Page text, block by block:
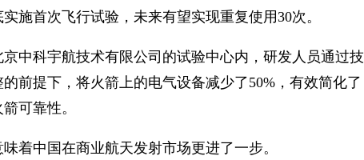
施首次飞行试验，未来有望实现重复使用30次。
京中科宇航技术有限公司的试验中心内，研发人员通过技
前提下，将火箭上的电气设备减少了50%，有效简化了
可靠性。
着中国在商业航天发射市场更进了一步。